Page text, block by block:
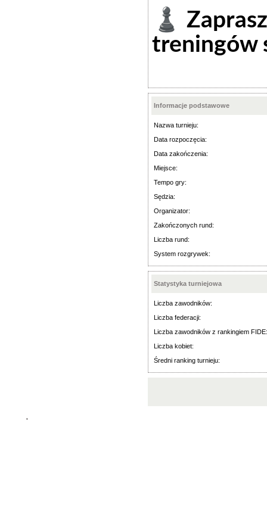
♟️
treningów
Informacje podstawowe
Nazwa turnieju:
Data rozpoczęcia:
Data zakończenia:
Miejsce:
Tempo gry:
Sędzia:
Organizator:
Zakończonych rund:
Liczba rund:
System rozgrywek:
Statystyka turniejowa
Liczba zawodników:
Liczba federacji:
Liczba zawodników z rankingiem FIDE:
Liczba kobiet:
Średni ranking turnieju:
'